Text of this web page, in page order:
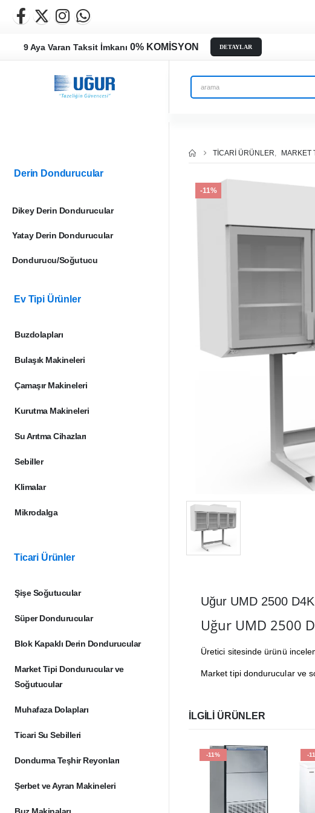
9 Aya Varan Taksit İmkanı 0% KOMİSYON DETAYLAR
TICARI ÜRÜNLER, MARKET
-11%
Uğur UMD 2500
Uğur UMD 2500
Üretici sitesinde ürünü
Market tipi dondurucular ve
İLGILI ÜRÜNLER
-11% -
Derin Dondurucular
Dikey Derin Dondurucular
Yatay Derin Dondurucular
Dondurucu/Soğutucu
Ev Tipi Ürünler
Buzdolapları
Bulaşık Makineleri
Çamaşır Makineleri
Kurutma Makineleri
Su Arıtma Cihazları
Sebiller
Klimalar
Mikrodalga
Ticari Ürünler
Şişe Soğutucular
Süper Dondurucular
Blok Kapaklı Derin Dondurucular
Market Tipi Dondurucular ve
Soğutucular
Muhafaza Dolapları
Ticari Su Sebilleri
Dondurma Teşhir Reyonları
Şerbet ve Ayran Makineleri